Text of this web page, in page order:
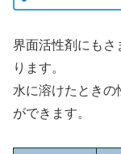
界面活性剤にもさ
ります。
水に溶けたときの
ができます。